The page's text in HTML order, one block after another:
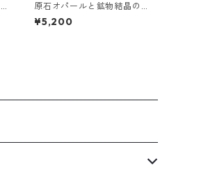
原石オパールと鉱物結晶の
真鍮幅広イヤーカフ
¥5,200